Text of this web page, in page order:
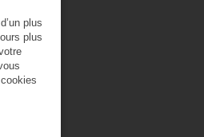
plus
plus